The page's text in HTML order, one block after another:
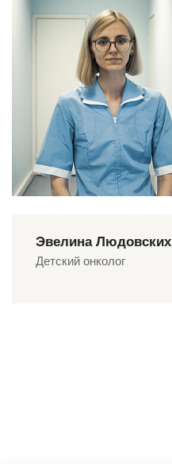
Эвелина Людовских
Детский онколог